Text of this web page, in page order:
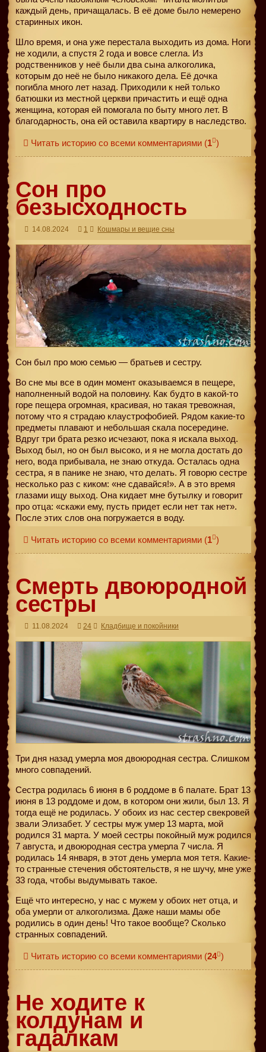
каждый день, причащалась. В её доме было немерено
старинных икон.
Шло время, и она уже перестала выходить из дома. Ноги
не ходили, а спустя 2 года и вовсе слегла. Из
родственников у неё были два сына алкоголика,
которым до неё не было никакого дела. Её дочка
погибла много лет назад. Приходили к ней только
батюшки из местной церкви причастить и ещё одна
женщина, которая ей помогала по быту много лет. В
благодарность, она ей оставила квартиру в наследство.
Читать историю со всеми комментариями (1 )
Сон про
безысходность
14.08.2024 1 Кошмары и вещие сны
Сон был про мою семью — братьев и сестру.
Во сне мы все в один момент оказываемся в пещере,
наполненный водой на половину. Как будто в какой-то
горе пещера огромная, красивая, но такая тревожная,
потому что я страдаю клаустрофобией. Рядом какие-то
предметы плавают и небольшая скала посередине.
Вдруг три брата резко исчезают, пока я искала выход.
Выход был, но он был высоко, и я не могла достать до
него, вода прибывала, не знаю откуда. Осталась одна
сестра, я в панике не знаю, что делать. Я говорю сестре
несколько раз с киком: «не сдавайся!». А в это время
глазами ищу выход. Она кидает мне бутылку и говорит
про отца: «скажи ему, пусть придет если нет так нет».
После этих слов она погружается в воду.
Читать историю со всеми комментариями (1 )
Смерть двоюродной
сестры
11.08.2024 24 Кладбище и покойники
Три дня назад умерла моя двоюродная сестра. Слишком
много совпадений.
Сестра родилась 6 июня в 6 роддоме в 6 палате. Брат 13
июня в 13 роддоме и дом, в котором они жили, был 13. Я
тогда ещё не родилась. У обоих из нас сестер свекровей
звали Элизабет. У сестры муж умер 13 марта, мой
родился 31 марта. У моей сестры покойный муж родился
7 августа, и двоюродная сестра умерла 7 числа. Я
родилась 14 января, в этот день умерла моя тетя. Какие-
то странные стечения обстоятельств, я не шучу, мне уже
33 года, чтобы выдумывать такое.
Ещё что интересно, у нас с мужем у обоих нет отца, и
оба умерли от алкоголизма. Даже наши мамы обе
родились в один день! Что такое вообще? Сколько
странных совпадений.
Читать историю со всеми комментариями (24 )
Не ходите к
колдунам и
гадалкам